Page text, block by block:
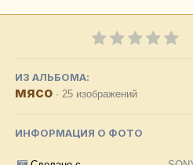
ИЗ АЛЬБОМА:
мясо · 25 изображений
ИНФОРМАЦИЯ О ФОТО